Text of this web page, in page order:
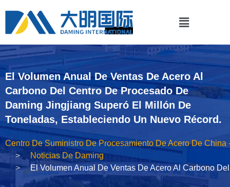
El Volumen Anual De Ventas De Acero Al
Carbono Del Centro De Procesado De
Daming Jingjiang Superó El Millón De
Toneladas, Estableciendo Un Nuevo Récord.
Centro De Suministro De Procesamiento De Acero De China
Noticias De Daming
El Volumen Anual De Ventas De Acero Al Carbono